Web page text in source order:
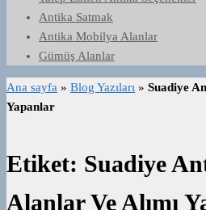
Antika Satmak
Antika Mobilya Alanlar
Gümüş Alanlar
Ana sayfa » Blog Yazıları » Suadiye
Yapanlar
Etiket: Suadiye
Alanlar Ve Alımı